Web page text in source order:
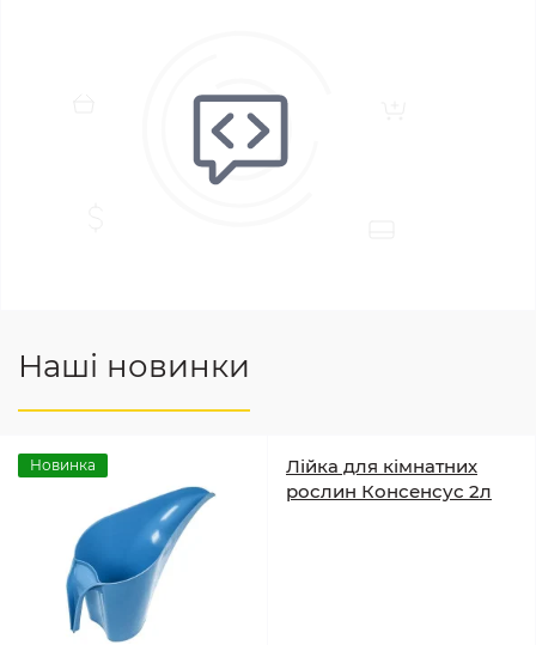
Наші новинки
Новинка
Лійка для кімнатних
рослин Консенсус 2л